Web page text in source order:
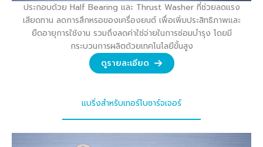
ประกอบด้วย Half Bearing และ Thrust Washer ที่ช่วยลดแรง
เสียดทาน ลดการสึกหรอของเครื่องยนต์ เพื่อเพิ่มประสิทธิภาพและ
ยืดอายุการใช้งาน รวมถึงลดค่าใช่จ่ายในการซ่อมบำรุง โดยมี
กระบวนการผลิตด้วยเทคโนโลยีขั้นสูง
ดูรายละเอียด
แบริ่งสำหรับเทอร์โบชาร์จเจอร์